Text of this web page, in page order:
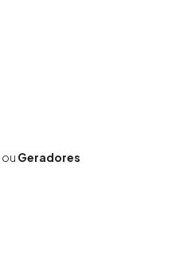
ou Geradores